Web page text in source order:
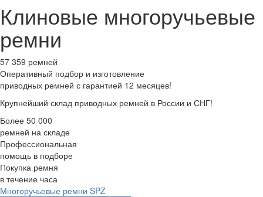
Клиновые многоручьевые
ремни
57 359 ремней
Оперативный подбор и изготовление
приводных ремней с гарантией 12 месяцев!
Крупнейший склад приводных ремней в России и СНГ!
Более 50 000
ремней на складе
Профессиональная
помощь в подборе
Покупка ремня
в течение часа
Многоручьевые ремни SPZ